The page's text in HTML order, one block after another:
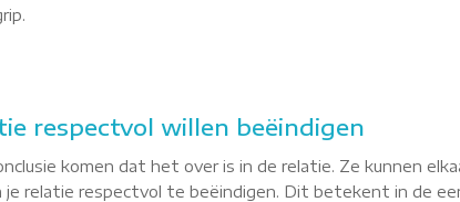
respectvol willen beëindigen
komen dat het over is in de relatie. Ze kunnen
relatie respectvol te beëindigen. Dit betekent in de